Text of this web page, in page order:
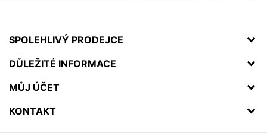
SPOLEHLIVÝ PRODEJCE
DŮLEŽITÉ INFORMACE
MŮJ ÚČET
KONTAKT